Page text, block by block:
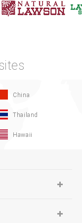
China
Thailand
Hawaii